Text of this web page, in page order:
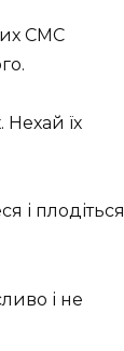
СМС
їх
і плодіться
і не